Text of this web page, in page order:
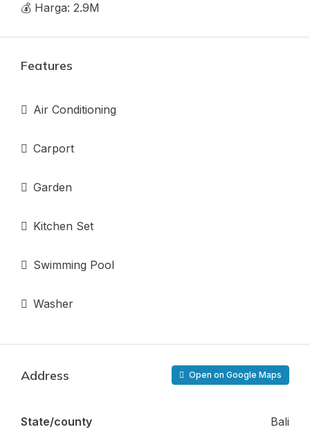
💰 Harga: 2.9M
Features
Air Conditioning
Carport
Garden
Kitchen Set
Swimming Pool
Washer
Address Open on Google Maps
State/county Bali